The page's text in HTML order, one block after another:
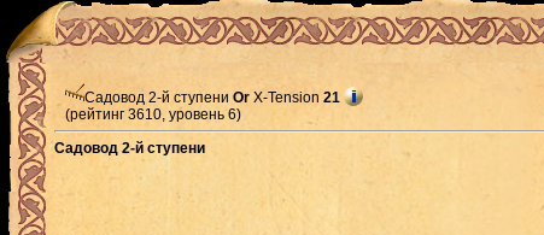
Садовод 2-й ступени Or X-Tension 21
(рейтинг 3610, уровень 6)
Садовод 2-й ступени